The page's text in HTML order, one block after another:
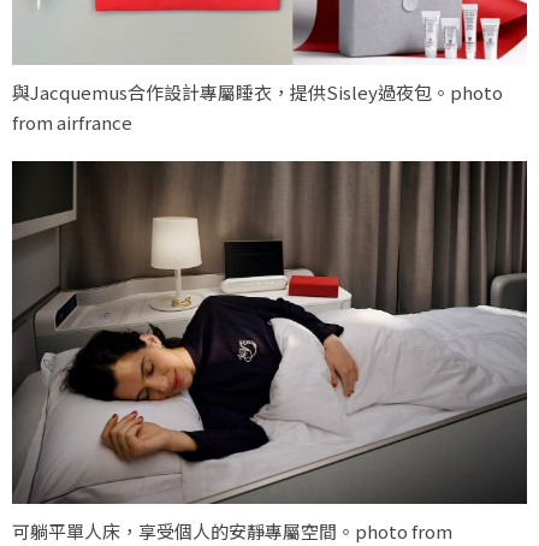
與Jacquemus合作設計專屬睡衣，提供Sisley過夜包。photo
from airfrance
可躺平單人床，享受個人的安靜專屬空間。photo from